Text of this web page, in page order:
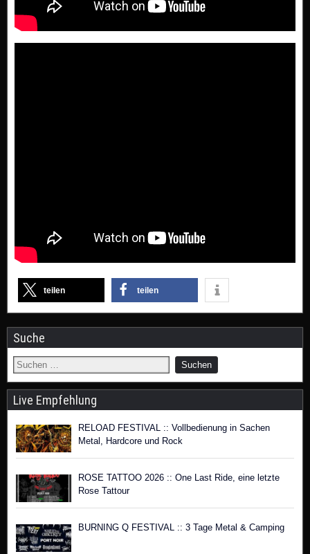
teilen teilen
Suche
Live Empfehlung
RELOAD FESTIVAL :: Vollbedienung in Sachen
Metal, Hardcore und Rock
ROSE TATTOO 2026 :: One Last Ride, eine letzte
Rose Tattour
BURNING Q FESTIVAL :: 3 Tage Metal & Camping